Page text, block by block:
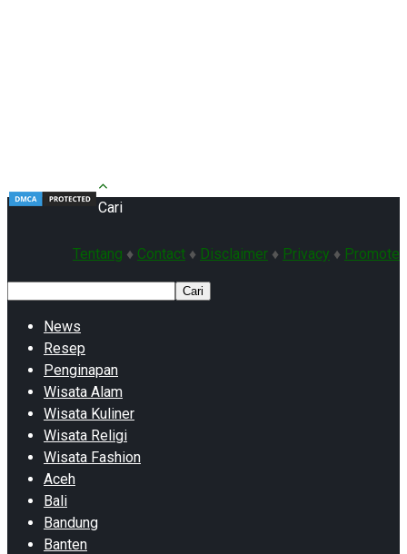
Tentang ♦ Contact ♦ Disclaimer ♦ Privacy ♦ Promote
Cari
Cari
News
Resep
Penginapan
Wisata Alam
Wisata Kuliner
Wisata Religi
Wisata Fashion
Aceh
Bali
Bandung
Banten